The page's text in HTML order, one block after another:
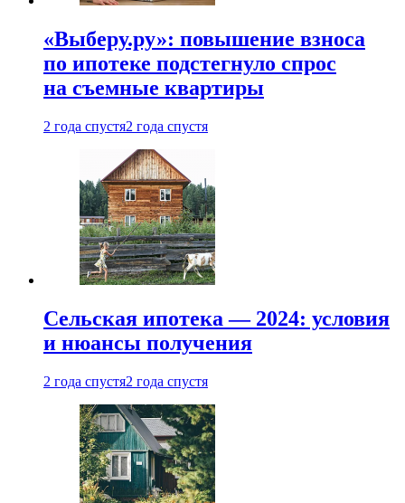
«Выберу.ру»: повышение взноса
по ипотеке подстегнуло спрос
на съемные квартиры
2 года спустя2 года спустя
Сельская ипотека — 2024: условия
и нюансы получения
2 года спустя2 года спустя